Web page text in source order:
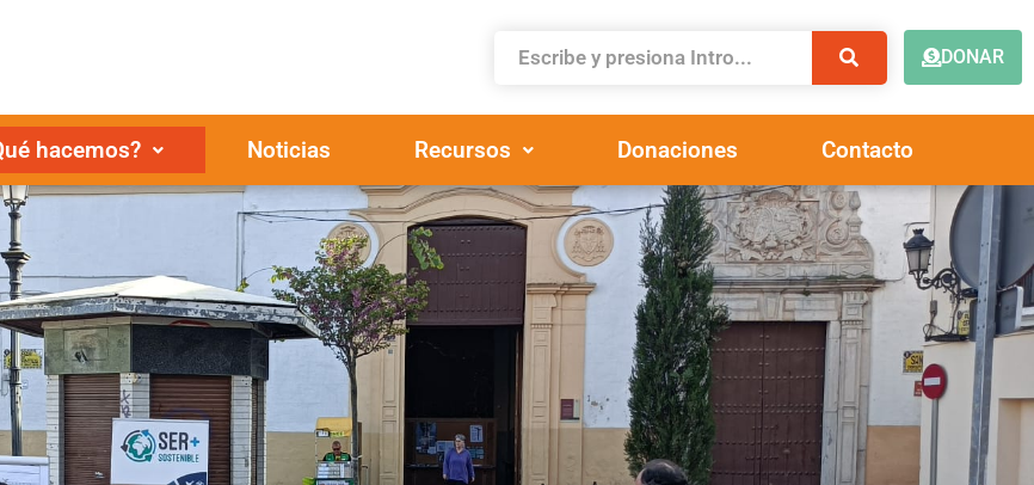
DONAR
hacemos? Noticias Recursos Donaciones Contacto